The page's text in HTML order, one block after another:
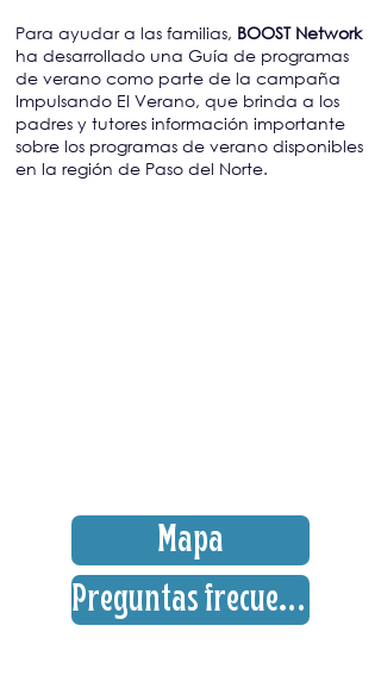
Para ayudar a las familias, BOOST Network
ha desarrollado una Guía de programas
de verano como parte de la campaña
Impulsando El Verano, que brinda a los
padres y tutores información importante
sobre los programas de verano disponibles
en la región de Paso del Norte.
Mapa
Preguntas frecuentes